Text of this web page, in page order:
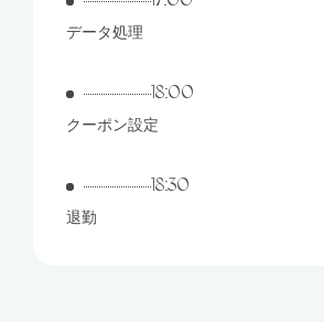
データ処理
18:00
クーポン設定
18:30
退勤